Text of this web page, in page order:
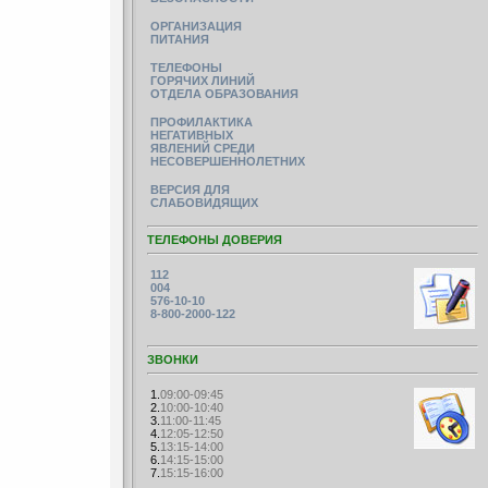
ОРГАНИЗАЦИЯ
ПИТАНИЯ
ТЕЛЕФОНЫ
ГОРЯЧИХ ЛИНИЙ
ОТДЕЛА ОБРАЗОВАНИЯ
ПРОФИЛАКТИКА
НЕГАТИВНЫХ
ЯВЛЕНИЙ СРЕДИ
НЕСОВЕРШЕННОЛЕТНИХ
ВЕРСИЯ ДЛЯ
СЛАБОВИДЯЩИХ
ТЕЛЕФОНЫ ДОВЕРИЯ
112
004
576-10-10
8-800-2000-122
ЗВОНКИ
1. 09:00-09:45
2. 10:00-10:40
3. 11:00-11:45
4. 12:05-12:50
5. 13:15-14:00
6. 14:15-15:00
7. 15:15-16:00